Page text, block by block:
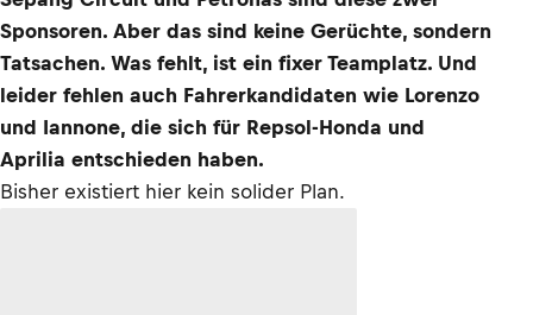
Sponsoren. Aber das sind keine Gerüchte, sondern
Tatsachen. Was fehlt, ist ein fixer Teamplatz. Und
leider fehlen auch Fahrerkandidaten wie Lorenzo
und Iannone, die sich für Repsol-Honda und
Aprilia entschieden haben.
Bisher existiert hier kein solider Plan.